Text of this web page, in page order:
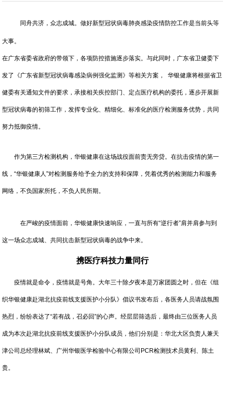
同舟共济，众志成城。做好新型冠状病毒肺炎感染疫情防控工作是当前头等
大事。
在广东省委省政府的带领下，各项防控措施逐步落实。与此同时，广东省卫健委下
发了《广东省新型冠状病毒感染病例强化监测》等相关方案， 华银健康将根据省卫
健委有关通知文件的要求，承接相关疾控部门、定点医疗机构的委托，逐步开展新
型冠状病毒的初筛工作，发挥专业化、精细化、标准化的医疗检测服务优势，共同
努力抵御疫情。
作为第三方检测机构，华银健康在这场战役面前责无旁贷。在抗击疫情的第一
线，“华银健康人”对检测服务给予全力的支持和保障，凭着优秀的检测能力和服务
网络，不负国家所托，不负人民所期。
在严峻的疫情面前，华银健康快速响应，一直与所有“逆行者”肩并肩参与到
这一场众志成城、共同抗击新型冠状病毒的战争中来。
携医疗科技力量同行
疫情就是命令，疫情就是号角。大年三十除夕夜本是万家团圆之时，但在《组
织华银健康赴湖北抗疫前线支援医护小分队》倡议书发布后，各医务人员请战氛围
热烈，纷纷表达了“若有战，召必回”的心声。经层层筛选后，最终由三位医务人员
成为本次赴湖北抗疫前线支援医护小分队成员，他们分别是：华北大区负责人兼天
津公司总经理林斌、广州华银医学检验中心有限公司PCR检测技术员黄利、陈土
贵。